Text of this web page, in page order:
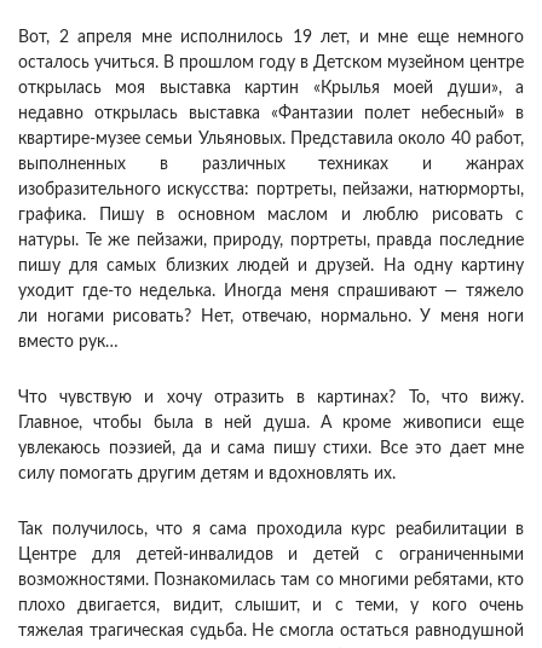
Вот, 2 апреля мне исполнилось 19 лет, и мне еще немного
осталось учиться. В прошлом году в Детском музейном центре
открылась моя выставка картин «Крылья моей души», а
недавно открылась выставка «Фантазии полет небесный» в
квартире-музее семьи Ульяновых. Представила около 40 работ,
выполненных в различных техниках и жанрах
изобразительного искусства: портреты, пейзажи, натюрморты,
графика. Пишу в основном маслом и люблю рисовать с
натуры. Те же пейзажи, природу, портреты, правда последние
пишу для самых близких людей и друзей. На одну картину
уходит где-то неделька. Иногда меня спрашивают — тяжело
ли ногами рисовать? Нет, отвечаю, нормально. У меня ноги
вместо рук…
Что чувствую и хочу отразить в картинах? То, что вижу.
Главное, чтобы была в ней душа. А кроме живописи еще
увлекаюсь поэзией, да и сама пишу стихи. Все это дает мне
силу помогать другим детям и вдохновлять их.
Так получилось, что я сама проходила курс реабилитации в
Центре для детей-инвалидов и детей с ограниченными
возможностями. Познакомилась там со многими ребятами, кто
плохо двигается, видит, слышит, и с теми, у кого очень
тяжелая трагическая судьба. Не смогла остаться равнодушной